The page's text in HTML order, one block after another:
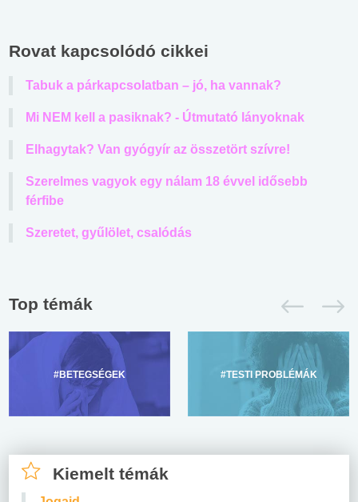
Rovat kapcsolódó cikkei
Tabuk a párkapcsolatban – jó, ha vannak?
Mi NEM kell a pasiknak? - Útmutató lányoknak
Elhagytak? Van gyógyír az összetört szívre!
Szerelmes vagyok egy nálam 18 évvel idősebb
férfibe
Szeretet, gyűlölet, csalódás
Top témák
#BETEGSÉGEK #TESTI PROBLÉMÁK
Kiemelt témák